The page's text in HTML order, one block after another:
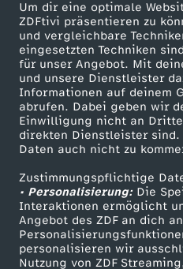
Um dir eine optimale
ZDFtivi präsentieren zu
und vergleichbare
eingesetzten Techniken
für unser Angebot. Mit
und unsere Dienstleister
Informationen auf deinem
abrufen. Dabei geben wir
Einwilligung nicht an
direkten Dienstleister sind.
Daten auch nicht zu
Zustimmungspflichtige
• Personalisierung:Die
Interaktionen ermöglicht
Angebot des ZDF an dich
personalisieren wir
Nutzung von ZDF
r
L
e
y
e
n
g
Mehr ZDF
ZDF-Apps
Smart TV
ZDFtext
Livestreams
Sendungen A-Z
TV-Programm